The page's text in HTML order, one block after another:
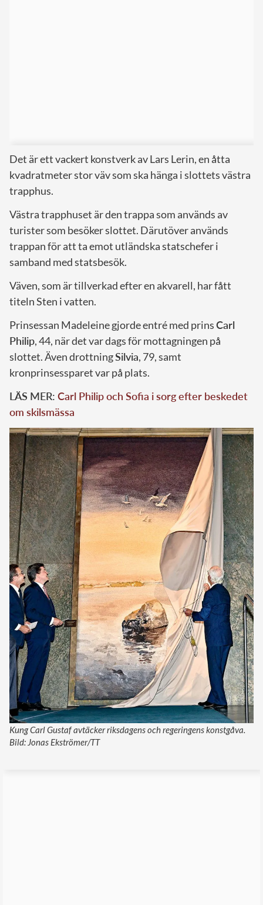
Det är ett vackert konstverk av Lars Lerin, en åtta
kvadratmeter stor väv som ska hänga i slottets västra
trapphus.
Västra trapphuset är den trappa som används av
turister som besöker slottet. Därutöver används
trappan för att ta emot utländska statschefer i
samband med statsbesök.
Väven, som är tillverkad efter en akvarell, har fått
titeln Sten i vatten.
Prinsessan Madeleine gjorde entré med prinsCarl
Philip, 44, när det var dags för mottagningen på
slottet. Även drottningSilvia, 79, samt
kronprinsessparet var på plats.
LÄS MER: Carl Philip och Sofia i sorg efter beskedet
om skilsmässa
Kung Carl Gustaf avtäcker riksdagens och regeringens konstgåva.
Bild: Jonas Ekströmer/TT